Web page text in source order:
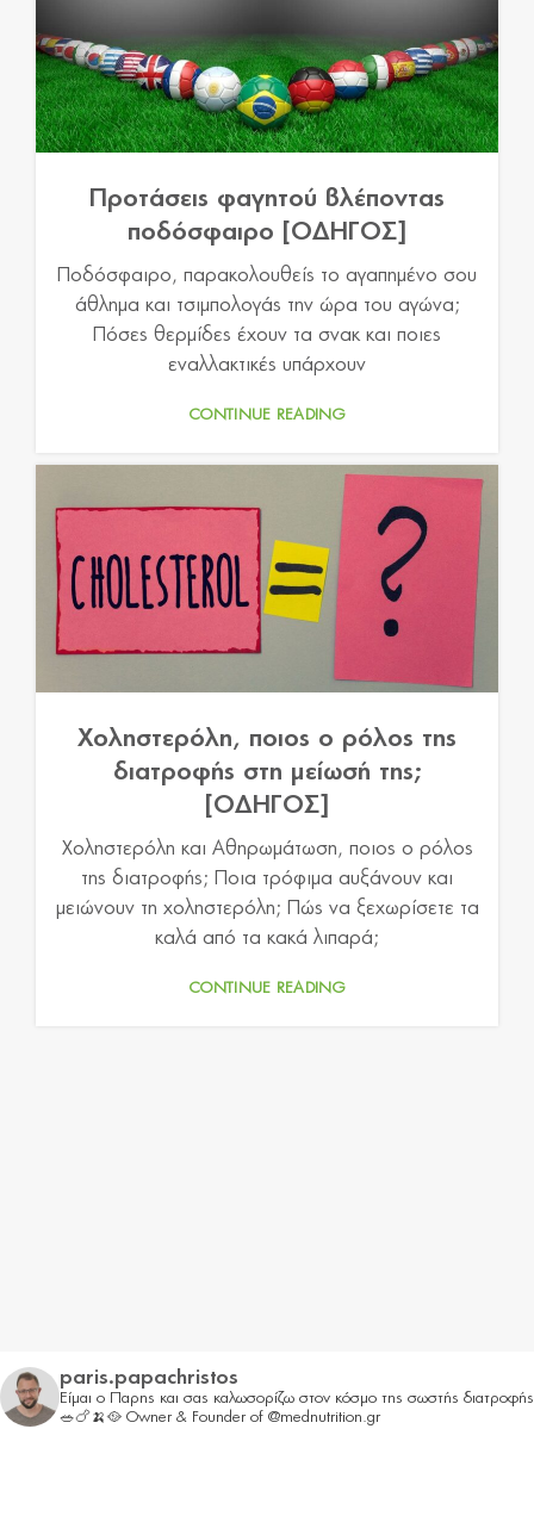
Προτάσεις φαγητού βλέποντας
ποδόσφαιρο [ΟΔΗΓΟΣ]
Ποδόσφαιρο, παρακολουθείς το αγαπημένο σου
άθλημα και τσιμπολογάς την ώρα του αγώνα;
Πόσες θερμίδες έχουν τα σνακ και ποιες
εναλλακτικές υπάρχουν
CONTINUE READING
Χοληστερόλη, ποιος ο ρόλος της
διατροφής στη μείωσή της;
[ΟΔΗΓΟΣ]
Χοληστερόλη και Αθηρωμάτωση, ποιος ο ρόλος
της διατροφής; Ποια τρόφιμα αυξάνουν και
μειώνουν τη χοληστερόλη; Πώς να ξεχωρίσετε τα
καλά από τα κακά λιπαρά;
CONTINUE READING
paris.papachristos
Είμαι ο Παρης και σας καλωσορίζω στον κόσμο της σωστής διατροφής
🥗🍗🍌🥘 Owner & Founder of @mednutrition.gr